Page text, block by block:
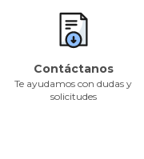
Contáctanos
Te ayudamos con dudas y
solicitudes